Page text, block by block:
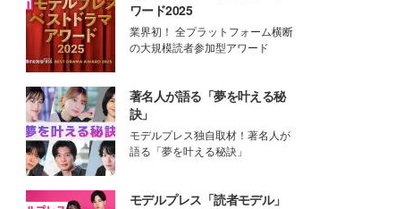
ワード2025
業界初！ 全プラットフォーム横断
の大規模読者参加型アワード
著名人が語る「夢を叶える秘
訣」
モデルプレス独自取材！著名人が
語る「夢を叶える秘訣」
モデルプレス「読者モデル」